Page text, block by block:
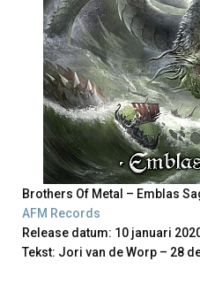
Brothers Of Metal – Emblas
AFM Records
Release datum: 10 januari
Tekst: Jori van de Worp – 28